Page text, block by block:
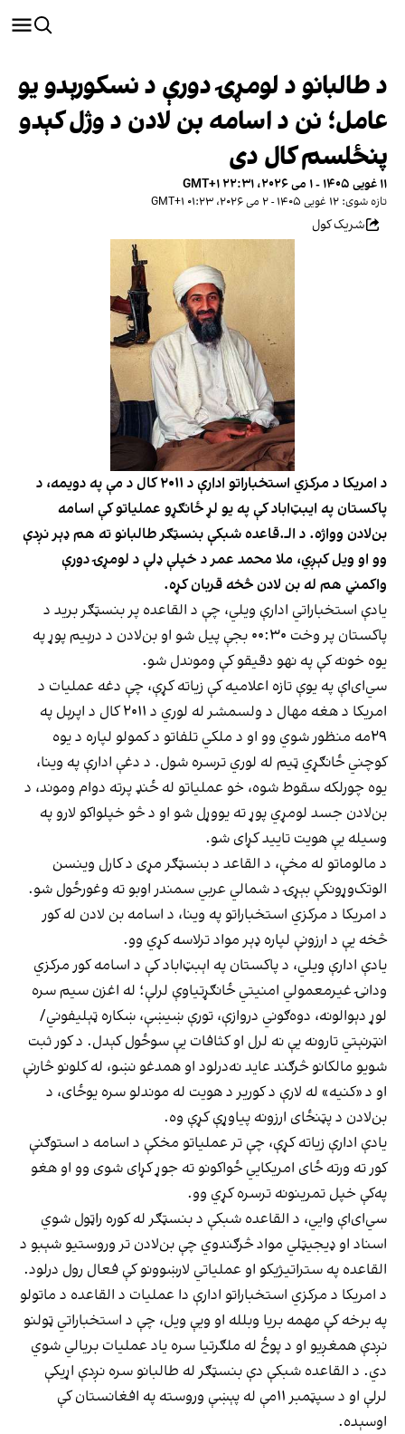
د طالبانو د لومړۍ دورې د نسکورېدو یو
عامل؛ نن د اسامه بن لادن د وژل کېدو
پنځلسم کال دی
۱۱ غویی ۱۴۰۵ - ۱ می ۲۰۲۶، ۲۲:۳۱ GMT+۱
تازه شوی: ۱۲ غویی ۱۴۰۵ - ۲ می ۲۰۲۶، ۰۱:۲۳ GMT+۱
شریک کول
د امریکا د مرکزي استخباراتو ادارې د ۲۰۱۱ کال د مې په دویمه، د
پاکستان په ایبټ‌اباد کې په یو لړ ځانګړو عملیاتو کې اسامه
بن‌لادن وواژه. د الـ.قاعده شبکې بنسټګر طالبانو ته هم ډېر نږدې
وو او ویل کېږي، ملا محمد عمر د خپلې ډلې د لومړۍ دورې
واکمني هم له بن لادن څخه قربان کړه.
یادې استخباراتي ادارې ویلي، چې د القاعده پر بنسټګر برید د
پاکستان پر وخت ۰۰:۳۰ بجې پيل شو او بن‌لادن د درېیم پوړ په
یوه خونه کې په نهو دقیقو کې وموندل شو.
سي‌ای‌اې په یوې تازه اعلامیه کې زیاته کړې، چې دغه عملیات د
امریکا د هغه مهال د ولسمشر له لوري د ۲۰۱۱ کال د اپرېل په
۲۹مه منظور شوي وو او د ملکي تلفاتو د کمولو لپاره د یوه
کوچني ځانګړي ټیم له لوري ترسره شول. د دغې ادارې په وینا،
یوه چورلکه سقوط شوه، خو عملیاتو له ځنډ پرته دوام وموند، د
بن‌لادن جسد لومړي پوړ ته یووړل شو او د څو خپلواکو لارو په
وسیله یې هویت تایید کړای شو.
د مالوماتو له مخې، د القاعد د بنسټګر مړی د کارل وینسن
الوتک‌وړونکې بېړۍ د شمالي عربي سمندر اوبو ته وغورځول شو.
د امریکا د مرکزي استخباراتو په وینا، د اسامه بن لادن له کور
څخه یې د ارزونې لپاره ډېر مواد ترلاسه کړي وو.
یادې ادارې ویلي، د پاکستان په اېبټ‌اباد کې د اسامه کور مرکزي
ودانۍ غیرمعمولي امنیتي ځانګړتیاوې لرلې؛ له اغزن سیم سره
لوړ دېوالونه، دوه‌ګوني دروازې، تورې ښیښې، ښکاره ټېليفوني/
انټرنېتي تارونه یې نه لرل او کثافات یې سوځول کېدل. د کور ثبت
شويو مالکانو څرګند عاید نه‌درلود او همدغو نښو، له کلونو څارنې
او د «کنیه» له لارې د کوریر د هویت له موندلو سره یوځای، د
بن‌لادن د پټنځای ارزونه پیاوړې کړې وه.
یادې ادارې زیاته کړې، چې تر عملیاتو مخکې د اسامه د استوګنې
کور ته ورته ځای امریکایي ځواکونو ته جوړ کړای شوی وو او هغو
په‌کې خپل تمرینونه ترسره کړي وو.
سي‌ای‌اې وایي، د القاعده شبکې د بنسټګر له کوره راټول شوي
اسناد او ډیجیټلي مواد څرګندوي چې بن‌لادن تر وروستیو شېبو د
القاعده په ستراتیژیکو او عملیاتي لارښوونو کې فعال رول درلود.
د امریکا د مرکزي استخباراتو ادارې دا عملیات د القاعده د ماتولو
په برخه کې مهمه بریا وبلله او ویې ویل، چې د استخباراتي ټولنو
نږدې همغږیو او د پوځ له ملګرتیا سره یاد عملیات بریالي شوي
دي. د القاعده شبکې دې بنسټګر له طالبانو سره نږدې اړیکې
لرلې او د سپټمبر ۱۱مې له پېښې وروسته په افغانستان کې
اوسېده.